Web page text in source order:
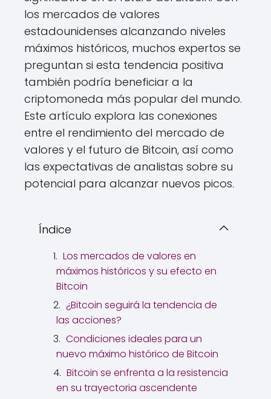
los mercados de valores
estadounidenses alcanzando niveles
máximos históricos, muchos expertos se
preguntan si esta tendencia positiva
también podría beneficiar a la
criptomoneda más popular del mundo.
Este artículo explora las conexiones
entre el rendimiento del mercado de
valores y el futuro de Bitcoin, así como
las expectativas de analistas sobre su
potencial para alcanzar nuevos picos.
Índice
Los mercados de valores en
máximos históricos y su efecto en
Bitcoin
¿Bitcoin seguirá la tendencia de
las acciones?
Condiciones ideales para un
nuevo máximo histórico de Bitcoin
Bitcoin se enfrenta a la resistencia
en su trayectoria ascendente